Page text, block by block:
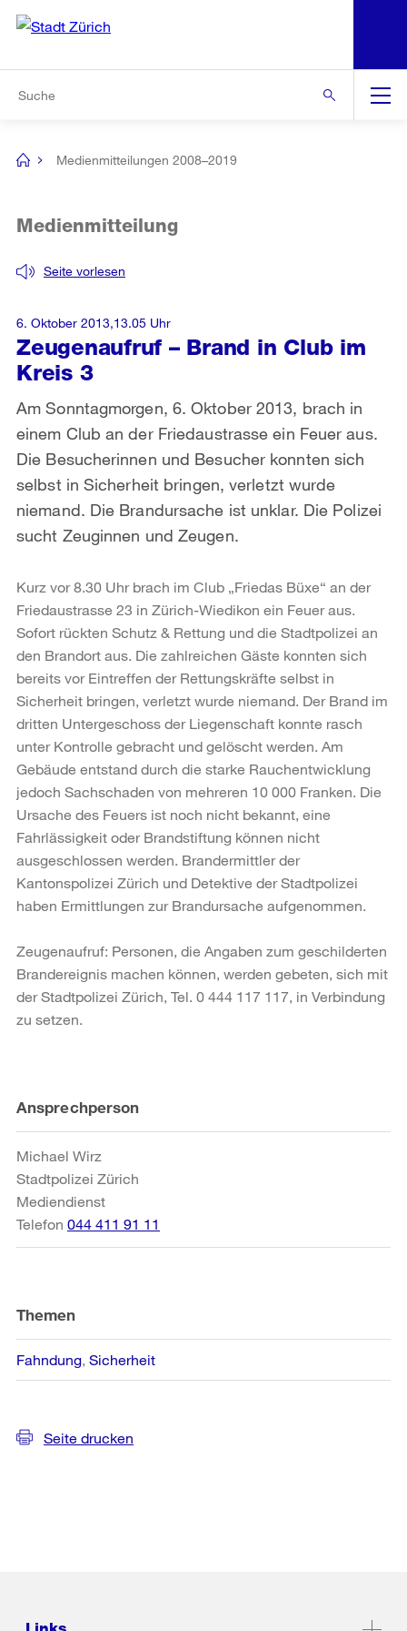
Navigation
[no
Medienmitteilungen 2008–2019
Zeugenaufruf – Brand in Club im
Kreis 3
Seite vorlesen
Medienmitteilung
Am Sonntagmorgen, 6. Oktober 2013, brach in
einem Club an der Friedaustrasse ein Feuer aus.
Die Besucherinnen und Besucher konnten sich
selbst in Sicherheit bringen, verletzt wurde
niemand. Die Brandursache ist unklar. Die Polizei
sucht Zeuginnen und Zeugen.
6. Oktober 2013,13.05 Uhr
Kurz vor 8.30 Uhr brach im Club „Friedas Büxe“ an der
Friedaustrasse 23 in Zürich-Wiedikon ein Feuer aus.
Sofort rückten Schutz & Rettung und die Stadtpolizei an
den Brandort aus. Die zahlreichen Gäste konnten sich
bereits vor Eintreffen der Rettungskräfte selbst in
Sicherheit bringen, verletzt wurde niemand. Der Brand im
dritten Untergeschoss der Liegenschaft konnte rasch
unter Kontrolle gebracht und gelöscht werden. Am
Gebäude entstand durch die starke Rauchentwicklung
jedoch Sachschaden von mehreren 10 000 Franken. Die
Ursache des Feuers ist noch nicht bekannt, eine
Fahrlässigkeit oder Brandstiftung können nicht
ausgeschlossen werden. Brandermittler der
Kantonspolizei Zürich und Detektive der Stadtpolizei
haben Ermittlungen zur Brandursache aufgenommen.
Zeugenaufruf: Personen, die Angaben zum geschilderten
Brandereignis machen können, werden gebeten, sich mit
der Stadtpolizei Zürich, Tel. 0 444 117 117, in Verbindung
zu setzen.
Weitere
Informationen
Ansprechperson
Michael Wirz
Stadtpolizei Zürich
Mediendienst
Telefon 044 411 91 11
Themen
Fahndung Sicherheit
Seite drucken